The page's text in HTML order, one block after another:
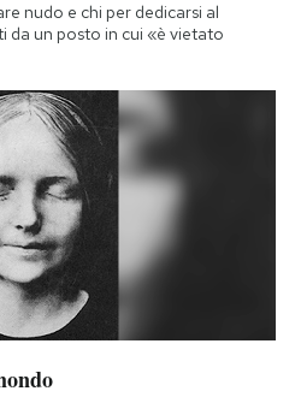
nudo e chi per dedicarsi al
un posto in cui «è vietato